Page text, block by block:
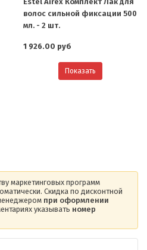
волос сильной фиксации 500
мл. - 2 шт.
1 926.00 руб
Показать
маркетинговых программ
Скидка по дисконтной
при оформлении
указывать номер